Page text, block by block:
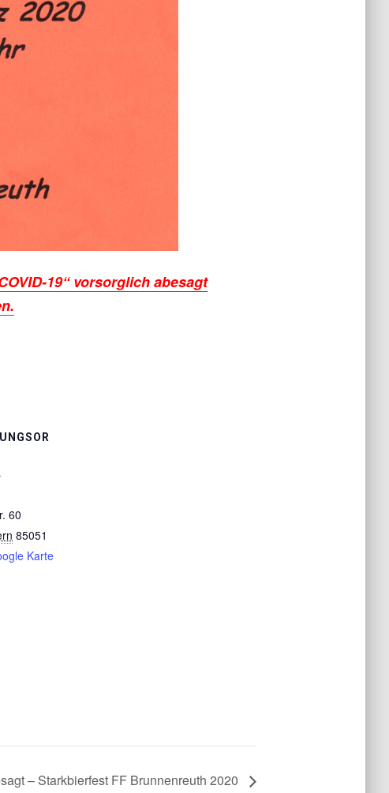
19“ vorsorglich abesagt
60
85051
Karte
– Starkbierfest FF Brunnenreuth 2020